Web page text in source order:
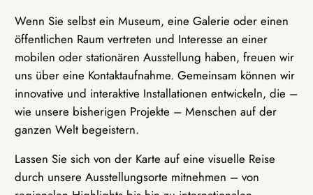
Wenn Sie selbst ein Museum, eine Galerie oder einen
öffentlichen Raum vertreten und Interesse an einer
mobilen oder stationären Ausstellung haben, freuen wir
uns über eine Kontaktaufnahme. Gemeinsam können wir
innovative und interaktive Installationen entwickeln, die –
wie unsere bisherigen Projekte – Menschen auf der
ganzen Welt begeistern.
Lassen Sie sich von der Karte auf eine visuelle Reise
durch unsere Ausstellungsorte mitnehmen – von